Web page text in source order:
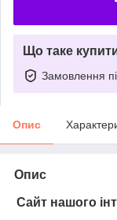
Що таке
Замовлення
Опис
Опис
Сайт нашого